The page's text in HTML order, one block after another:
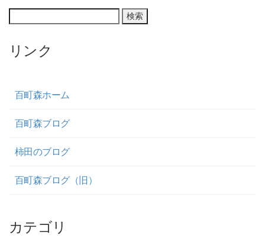
リンク
百町森ホーム
百町森ブログ
柿田のブログ
百町森ブログ（旧）
カテゴリ